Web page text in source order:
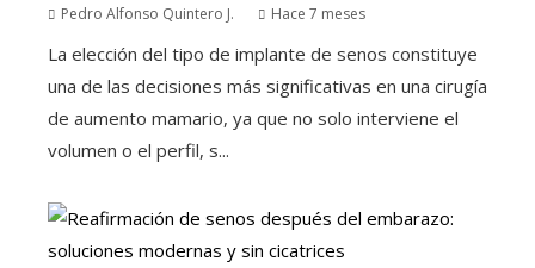
Pedro Alfonso Quintero J. Hace 7 meses
La elección del tipo de implante de senos constituye
una de las decisiones más significativas en una cirugía
de aumento mamario, ya que no solo interviene el
volumen o el perfil, s...